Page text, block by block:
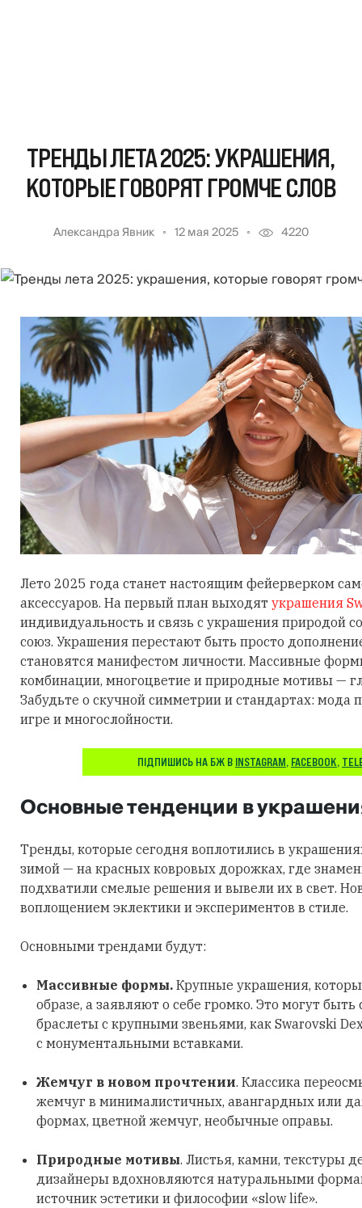
ТРЕНДЫ ЛЕТА 2025: УКРАШЕНИЯ,
КОТОРЫЕ ГОВОРЯТ ГРОМЧЕ СЛОВ
Александра Явник 12 мая 2025 4220
Лето 2025 года станет настоящим фейерверком
аксессуаров. На первый план выходят украшения
индивидуальность и связь с украшения природой
союз. Украшения перестают быть просто
становятся манифестом личности. Массивные
комбинации, многоцветие и природные мотивы —
Забудьте о скучной симметрии и стандартах: мода
игре и многослойности.
ПІДПИШИСЬ НА БЖ В INSTAGRAM, FACEBOOK,
Основные тенденции в
Тренды, которые сегодня воплотились в
зимой — на красных ковровых дорожках, где
подхватили смелые решения и вывели их в свет.
воплощением эклектики и экспериментов в стиле.
Основными трендами будут:
Массивные формы. Крупные украшения,
образе, а заявляют о себе громко. Это могут быть
браслеты с крупными звеньями, как Swarovski
с монументальными вставками.
Жемчуг в новом прочтении. Классика
жемчуг в минималистичных, авангардных или
формах, цветной жемчуг, необычные оправы.
Природные мотивы. Листья, камни, текстуры
дизайнеры вдохновляются натуральными
источник эстетики и философии «slow life».